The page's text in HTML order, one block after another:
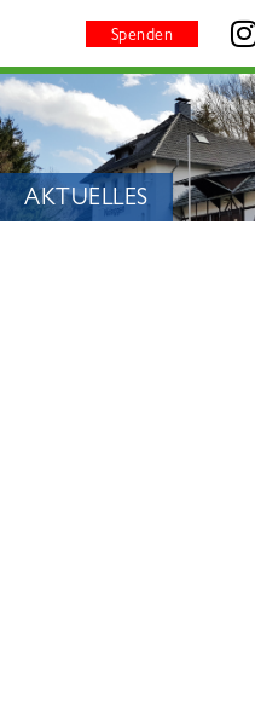
Spenden
SEITENTITEL:
AKTUELLES